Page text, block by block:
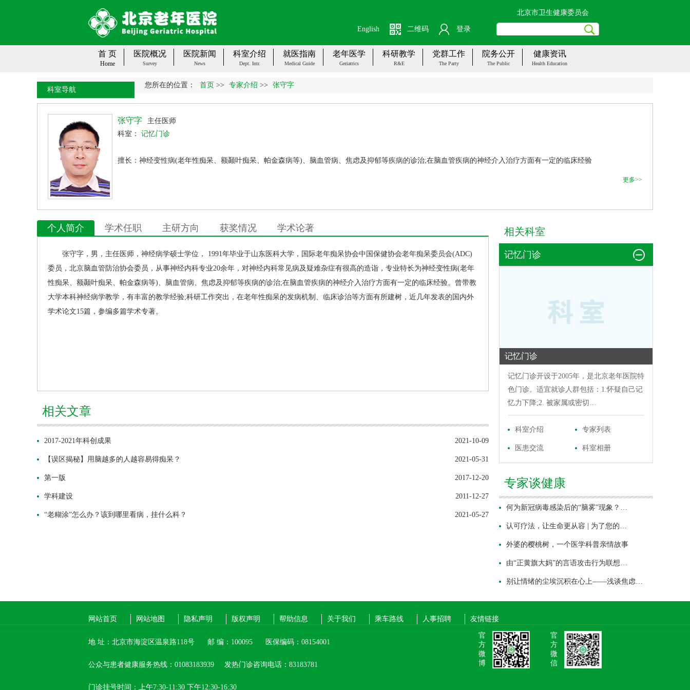
北京市卫生健康委员会
二维码 登录
English
首 页
Home
医院概况
Survey
医院新闻
News
科室介绍
Dept. Intr.
就医指南
Medical Guide
老年医学
Geriatrics
科研教学
R&E
党群工作
The Party
院务公开
The Public
健康资讯
Health Education
您所在的位置： 首页 >> 专家介绍 >> 张守字
科室导航
张守字
主任医师
科室： 记忆门诊
擅长：神经变性病(老年性痴呆、额颞叶痴呆、帕金森病等)、脑血管病、焦虑及抑郁等疾病的诊治;在脑血管疾病的神经介入治疗方面有一定的临床经验
更多>>
个人简介 学术任职 主研方向 获奖情况 学术论著
张守字 ，男，主任医师，神经病学硕士学位， 1991年毕业于山东医科大学，国际老年痴呆协会中国保健协会老年痴呆委员会(ADC)
委员，北京脑血管防治协会委员，从事神经内科专业20余年，对神经内科常见病及疑难杂症有很高的造诣，专业特长为神经变性病(老年
性痴呆、额颞叶痴呆、帕金森病等)、脑血管病、焦虑及抑郁等疾病的诊治;在脑血管疾病的神经介入治疗方面有一定的临床经验。曾带教
大学本科神经病学教学，有丰富的教学经验;科研工作突出，在老年性痴呆的发病机制、临床诊治等方面有所建树，近几年发表的国内外
学术论文15篇，参编多篇学术专著。
相关文章
2021-10-09
2017-2021年科创成果
2021-05-31
【误区揭秘】用脑越多的人越容易得痴呆？
2017-12-20
第一版
2011-12-27
学科建设
2021-05-27
“老糊涂”怎么办？该到哪里看病，挂什么科？
相关科室
记忆门诊
记忆门诊
记忆门诊开设于2005年，是北京老年医院特
色门诊。适宜就诊人群包括：1.怀疑自己记
忆力下降;2. 被家属或密切…
科室介绍 专家列表
医患交流 科室相册
专家谈健康
何为新冠病毒感染后的“脑雾”现象？…
认可疗法，让生命更从容 | 为了您的…
外婆的樱桃树，一个医学科普亲情故事
由“正黄旗大妈”的言语攻击行为联想…
别让情绪的尘埃沉积在心上——浅谈焦虑…
网站首页 网站地图 隐私声明 版权声明 帮助信息 关于我们 乘车路线 人事招聘 友情链接
地 址：北京市海淀区温泉路118号 邮 编：100095 医保编码：08154001
公众与患者健康服务热线：01083183939 发热门诊咨询电话：83183781
门诊挂号时间：上午7:30-11:30 下午12:30-16:30
官
方
微
博
官
方
微
信